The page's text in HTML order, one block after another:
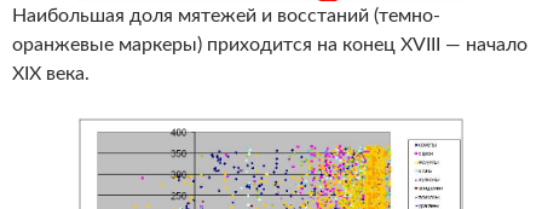
Наибольшая доля мятежей и восстаний (темно-
оранжевые маркеры) приходится на конец XVIII — начало
XIX века.